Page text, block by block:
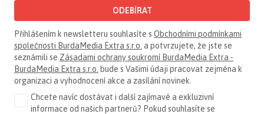
ODEBÍRAT
Přihlášením k newsletteru souhlasíte s Obchodními podmínkami
společnosti BurdaMedia Extra s.r.o. a potvrzujete, že jste se
seznámili se Zásadami ochrany soukromí BurdaMedia Extra -
BurdaMedia Extra s.r.o. bude s Vašimi údaji pracovat zejména k
organizaci a vyhodnocení akce a zasílání novinek.
Chcete navíc dostávat i další zajímavé a exkluzivní
informace od našich partnerů? Pokud souhlasíte se